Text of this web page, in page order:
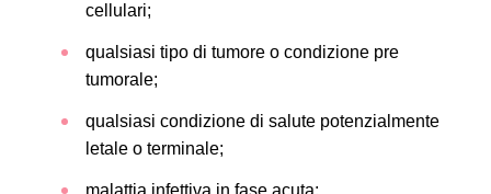
cellulari;
qualsiasi tipo di tumore o condizione pre
tumorale;
qualsiasi condizione di salute potenzialmente
letale o terminale;
malattia infettiva in fase acuta;